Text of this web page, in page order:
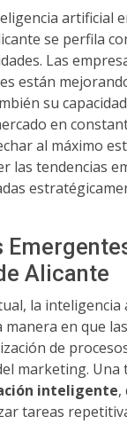
artificial
se perfila
Las
están
su
en
al máximo
las tendencias
Alicante
la inteligencia
en que
de
marketing. Una
inteligente,
tareas